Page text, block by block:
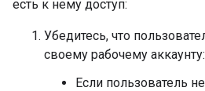
есть к нему доступ:
Убедитесь, что
своему рабочему аккаунту:
Если пользователь